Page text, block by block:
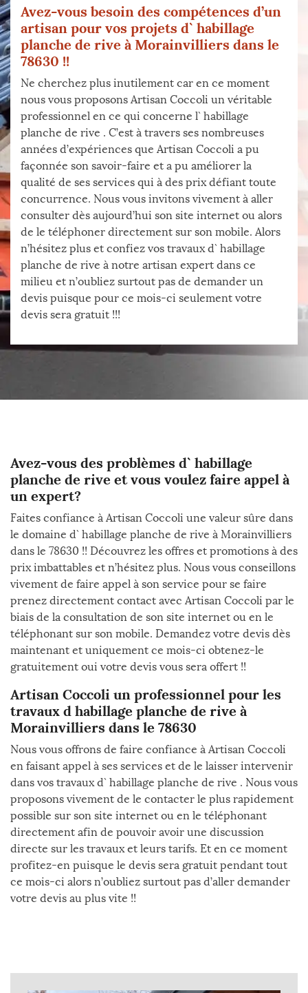
Avez-vous besoin des compétences d’un
artisan pour vos projets d` habillage
planche de rive à Morainvilliers dans le
78630 !!
Ne cherchez plus inutilement car en ce moment
nous vous proposons Artisan Coccoli un véritable
professionnel en ce qui concerne l` habillage
planche de rive . C’est à travers ses nombreuses
années d’expériences que Artisan Coccoli a pu
façonnée son savoir-faire et a pu améliorer la
qualité de ses services qui à des prix défiant toute
concurrence. Nous vous invitons vivement à aller
consulter dès aujourd’hui son site internet ou alors
de le téléphoner directement sur son mobile. Alors
n’hésitez plus et confiez vos travaux d` habillage
planche de rive à notre artisan expert dans ce
milieu et n’oubliez surtout pas de demander un
devis puisque pour ce mois-ci seulement votre
devis sera gratuit !!!
Avez-vous des problèmes d` habillage
planche de rive et vous voulez faire appel à
un expert?
Faites confiance à Artisan Coccoli une valeur sûre dans
le domaine d` habillage planche de rive à Morainvilliers
dans le 78630 !! Découvrez les offres et promotions à des
prix imbattables et n’hésitez plus. Nous vous conseillons
vivement de faire appel à son service pour se faire
prenez directement contact avec Artisan Coccoli par le
biais de la consultation de son site internet ou en le
téléphonant sur son mobile. Demandez votre devis dès
maintenant et uniquement ce mois-ci obtenez-le
gratuitement oui votre devis vous sera offert !!
Artisan Coccoli un professionnel pour les
travaux d habillage planche de rive à
Morainvilliers dans le 78630
Nous vous offrons de faire confiance à Artisan Coccoli
en faisant appel à ses services et de le laisser intervenir
dans vos travaux d` habillage planche de rive . Nous vous
proposons vivement de le contacter le plus rapidement
possible sur son site internet ou en le téléphonant
directement afin de pouvoir avoir une discussion
directe sur les travaux et leurs tarifs. Et en ce moment
profitez-en puisque le devis sera gratuit pendant tout
ce mois-ci alors n’oubliez surtout pas d’aller demander
votre devis au plus vite !!